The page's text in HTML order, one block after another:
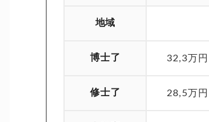
地域
博士了 32,3万円
修士了 28,5万円